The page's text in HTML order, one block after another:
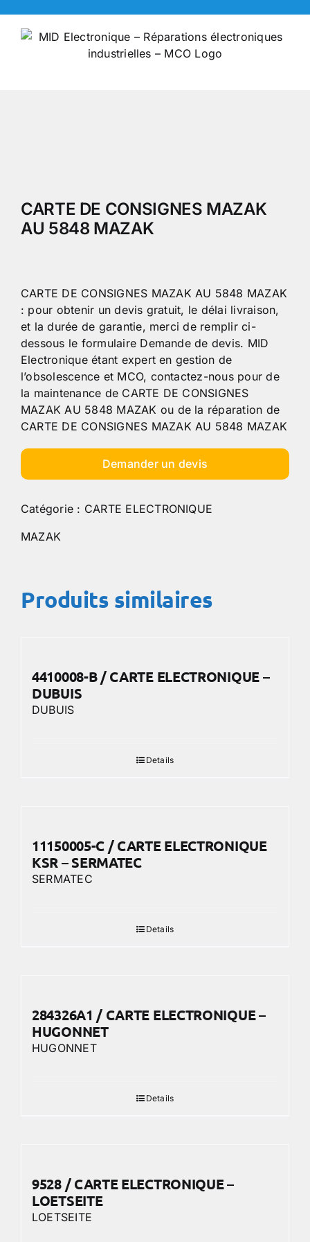
content
CARTE DE CONSIGNES MAZAK
AU 5848 MAZAK
CARTE DE CONSIGNES MAZAK AU 5848 MAZAK
: pour obtenir un devis gratuit, le délai livraison,
et la durée de garantie, merci de remplir ci-
dessous le formulaire Demande de devis. MID
Electronique étant expert en gestion de
l’obsolescence et MCO, contactez-nous pour de
la maintenance de CARTE DE CONSIGNES
MAZAK AU 5848 MAZAK ou de la réparation de
CARTE DE CONSIGNES MAZAK AU 5848 MAZAK
Demander un devis
Catégorie : CARTE ELECTRONIQUE
MAZAK
Produits similaires
4410008-B / CARTE ELECTRONIQUE –
DUBUIS
DUBUIS
Details
11150005-C / CARTE ELECTRONIQUE
KSR – SERMATEC
SERMATEC
Details
284326A1 / CARTE ELECTRONIQUE –
HUGONNET
HUGONNET
Details
9528 / CARTE ELECTRONIQUE –
LOETSEITE
LOETSEITE